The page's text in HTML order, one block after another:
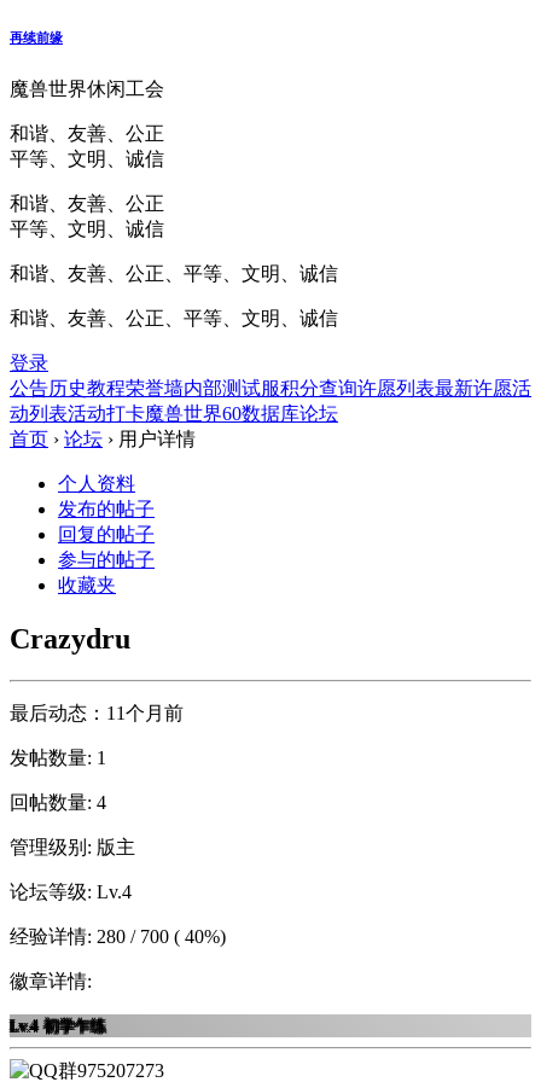
再续前缘
魔兽世界休闲工会
和谐、友善、公正
平等、文明、诚信
和谐、友善、公正
平等、文明、诚信
和谐、友善、公正、平等、文明、诚信
和谐、友善、公正、平等、文明、诚信
登录
公告历史教程荣誉墙内部测试服积分查询许愿列表最新许愿活
动列表活动打卡魔兽世界60数据库论坛
首页 › 论坛 › 用户详情
个人资料
发布的帖子
回复的帖子
参与的帖子
收藏夹
Crazydru
最后动态：11个月前
发帖数量: 1
回帖数量: 4
管理级别: 版主
论坛等级: Lv.4
经验详情: 280 / 700 ( 40%)
徽章详情:
Lv.4 初学乍练